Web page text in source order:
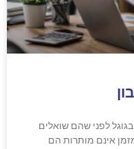
לפני שהם שואלים
אינם מותרות הם